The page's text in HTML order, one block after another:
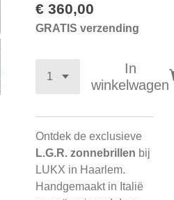
€ 360,00
GRATIS verzending
In
winkelwagen
Ontdek de exclusieve
L.G.R. zonnebrillen bij
LUKX in Haarlem.
Handgemaakt in Italië